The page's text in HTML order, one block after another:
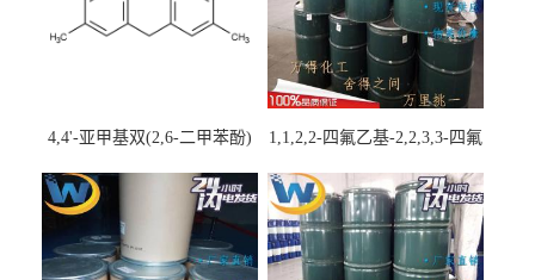
4,4'-亚甲基双(2,6-二甲苯酚)
1,1,2,2-四氟乙基-2,2,3,3-四氟